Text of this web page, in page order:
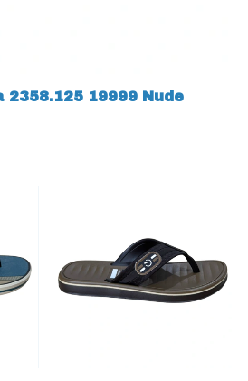
2358.125 19999 Nude